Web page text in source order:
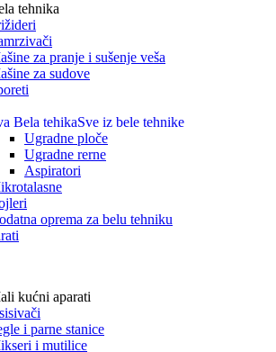
tehnika
za pranje i sušenje veša
za sudove
Bela tehikaSve iz bele tehnike
Ugradne ploče
Ugradne rerne
Aspiratori
oprema za belu tehniku
kućni aparati
i parne stanice
i mutilice